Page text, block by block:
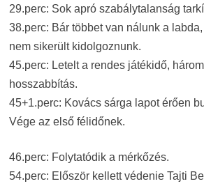
29.perc: Sok apró szabálytalanság
38.perc: Bár többet van nálunk a
nem sikerült kidolgoznunk.
45.perc: Letelt a rendes játékidő,
hosszabbítás.
45+1.perc: Kovács sárga lapot érően
Vége az első félidőnek.
46.perc: Folytatódik a mérkőzés.
54.perc: Először kellett védenie Tajti